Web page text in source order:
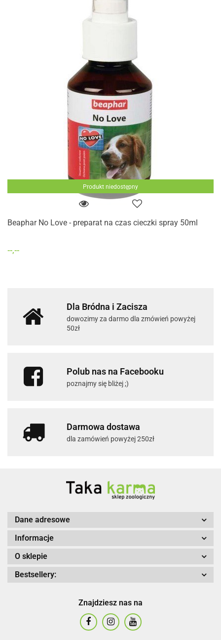
Produkt niedostępny
Beaphar No Love - preparat na czas cieczki spray 50ml
--,--
Dla Bródna i Zacisza
dowozimy za darmo dla zmówień powyżej
50zł
Polub nas na Facebooku
poznajmy się bliżej ;)
Darmowa dostawa
dla zamówień powyżej 250zł
Dane adresowe
Informacje
O sklepie
Bestsellery:
Znajdziesz nas na